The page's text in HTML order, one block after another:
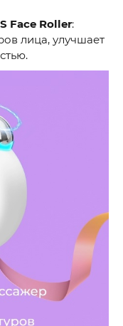
Face Roller:
лица, улучшает